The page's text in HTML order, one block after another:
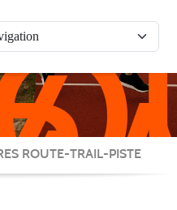
ROUTE-TRAIL-PISTE